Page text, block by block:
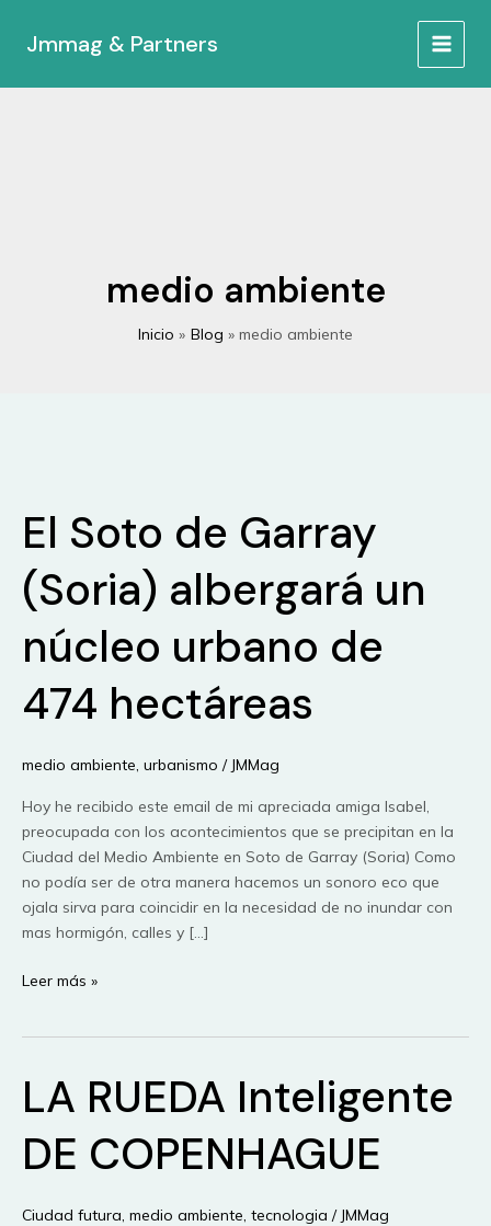
Jmmag & Partners
MAIN
medio ambiente
Inicio Blog medio ambiente
El Soto de Garray
(Soria) albergará un
núcleo urbano de
474 hectáreas
medio ambiente, urbanismo / JMMag
Hoy he recibido este email de mi apreciada amiga Isabel,
preocupada con los acontecimientos que se precipitan en la
Ciudad del Medio Ambiente en Soto de Garray (Soria) Como
no podía ser de otra manera hacemos un sonoro eco que
ojala sirva para coincidir en la necesidad de no inundar con
mas hormigón, calles y […]
El
(Soria)
albergará
núcleo
de
Leer más »
LA RUEDA Inteligente
DE COPENHAGUE
Ciudad futura, medio ambiente, tecnologia / JMMag